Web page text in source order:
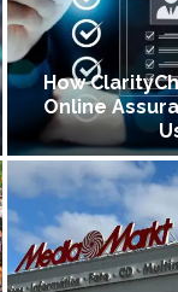
How
Online